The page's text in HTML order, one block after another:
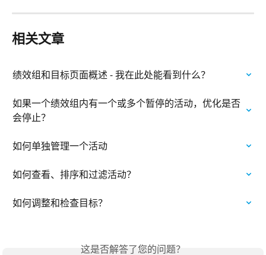
相关文章
绩效组和目标页面概述 - 我在此处能看到什么？
如果一个绩效组内有一个或多个暂停的活动，优化是否
会停止？
如何单独管理一个活动
如何查看、排序和过滤活动？
如何调整和检查目标？
这是否解答了您的问题？